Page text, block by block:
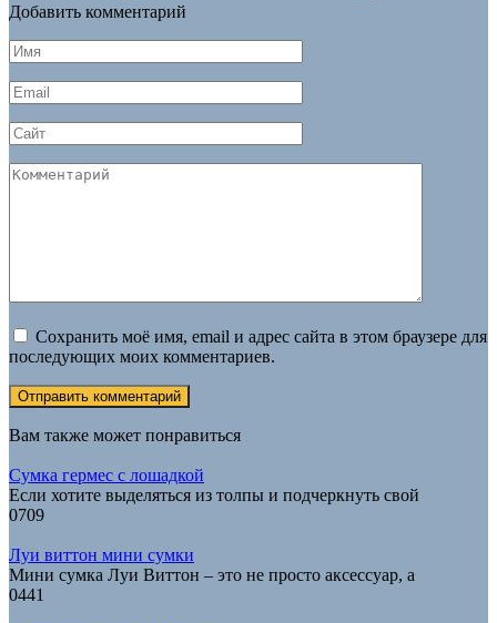
Добавить комментарий
Имя
*
Email
*
Сайт
Комментарий
Сохранить моё имя, email и адрес сайта в этом браузере для
последующих моих комментариев.
Вам также может понравиться
Сумка гермес с лошадкой
Если хотите выделяться из толпы и подчеркнуть свой
0709
Луи виттон мини сумки
Мини сумка Луи Виттон – это не просто аксессуар, а
0441